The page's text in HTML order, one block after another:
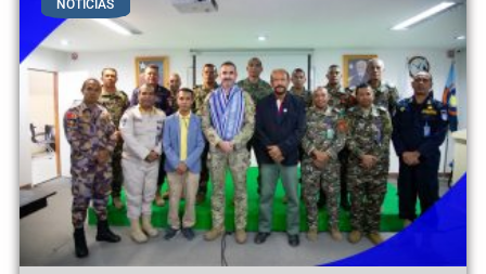
NOTÍCIAS